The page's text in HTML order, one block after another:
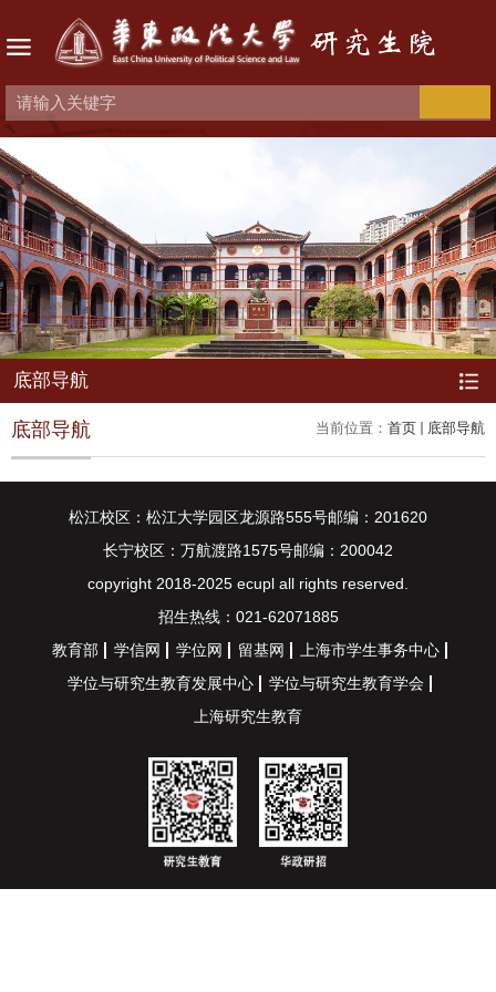
底部导航
当前位置： 首页 底部导航
底部导航
松江校区：松江大学园区龙源路555号邮编：201620
长宁校区：万航渡路1575号邮编：200042
copyright 2018-2025 ecupl all rights reserved.
招生热线：021-62071885
教育部
学信网 学位网 留基网
上海市学生事务中心
学位与研究生教育发展中心
学位与研究生教育学会
上海研究生教育